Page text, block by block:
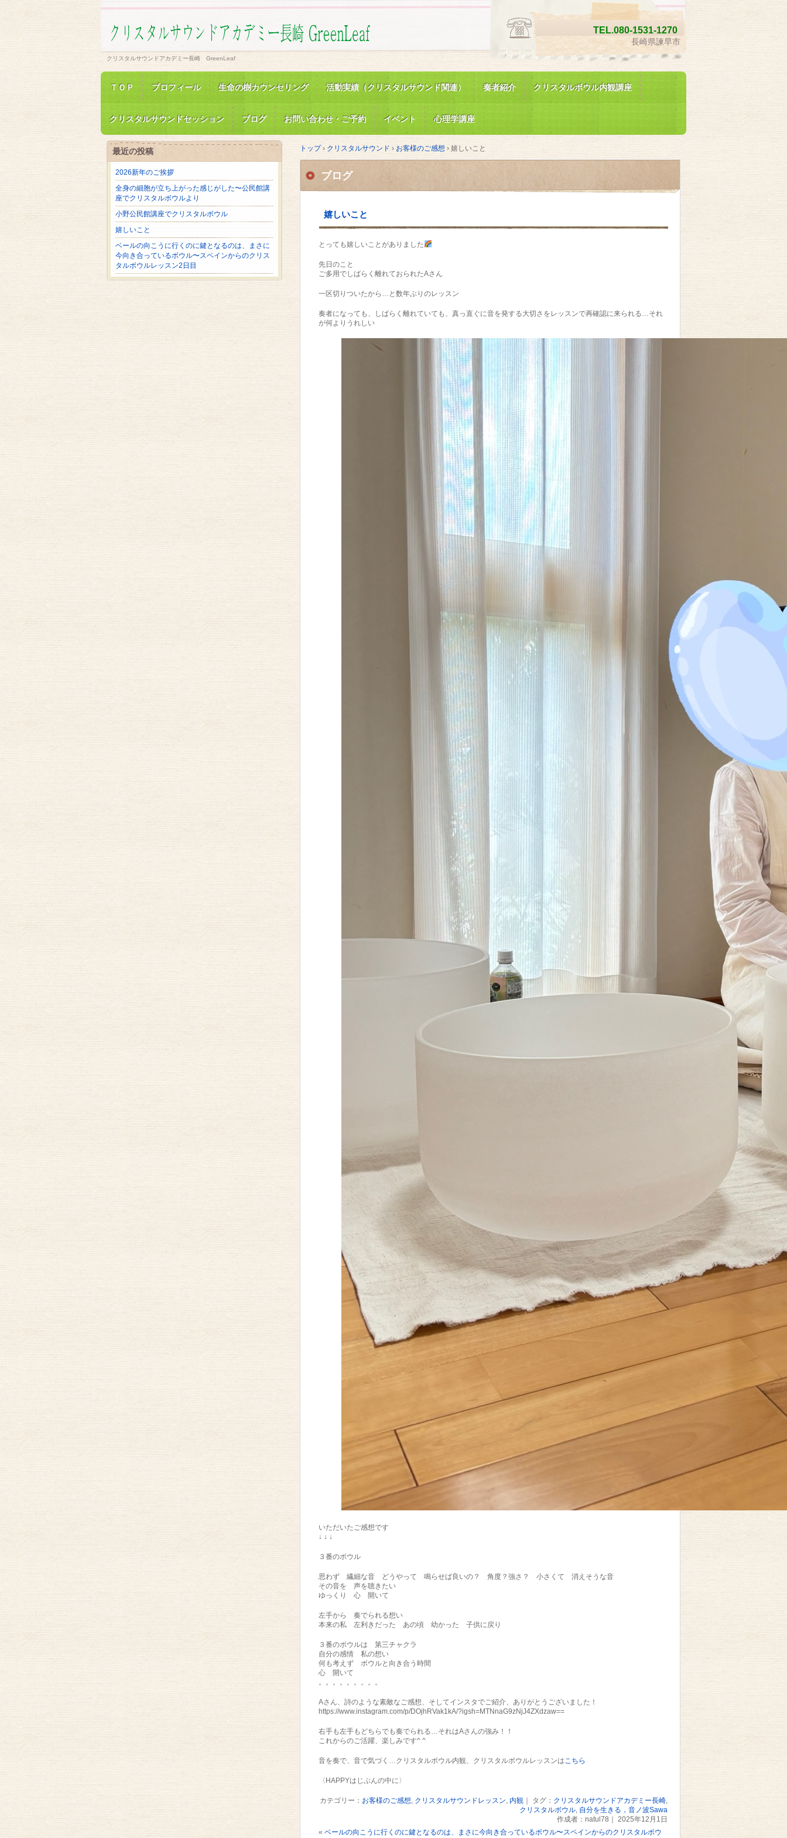
クリスタルサウンドアカデミー長崎 GreenLeaf
TEL.080-1531-1270
長崎県諫早市
ＴＯＰ プロフィール 生命の樹カウンセリング 活動実績（クリスタルサウンド関連） 奏者紹介 クリスタルボウル内観講座
クリスタルサウンドセッション ブログ お問い合わせ・ご予約 イベント 心理学講座
トップ› クリスタルサウンド › お客様のご感想 › 嬉しいこと
ブログ
嬉しいこと
とっても嬉しいことがありました
先日のこと
ご多用でしばらく離れておられたAさん
一区切りついたから…と数年ぶりのレッスン
奏者になっても、しばらく離れていても、真っ直ぐに音を発する大切さをレッスンで再確認に来られる…それ
が何よりうれしい
いただいたご感想です
↓ ↓ ↓
３番のボウル
思わず 繊細な音 どうやって 鳴らせば良いの？ 角度？強さ？ 小さくて 消えそうな音
その音を 声を聴きたい
ゆっくり 心 開いて
左手から 奏でられる想い
本来の私 左利きだった あの頃 幼かった 子供に戻り
３番のボウルは 第三チャクラ
自分の感情 私の想い
何も考えず ボウルと向き合う時間
心 開いて
。。。。。。。。。
Aさん、詩のような素敵なご感想、そしてインスタでご紹介、ありがとうございました！
https://www.instagram.com/p/DOjhRVak1kA/?igsh=MTNnaG9zNjJ4ZXdzaw==
右手も左手もどちらでも奏でられる…それはAさんの強み！！
これからのご活躍、楽しみです^ ^
音を奏で、音で気づく…クリスタルボウル内観、クリスタルボウルレッスンはこちら
〈HAPPYはじぶんの中に〉
カテゴリー： お客様のご感想, クリスタルサウンドレッスン, 内観｜ タグ： クリスタルサウンドアカデミー長崎,
クリスタルボウル, 自分を生きる，音ノ波Sawa
作成者：natul78｜ 2025年12月1日
«ベールの向こうに行くのに鍵となるのは、まさに今向き合っているボウル〜スペインからのクリスタルボウ
最近の投稿
2026新年のご挨拶
全身の細胞が立ち上がった感じがした〜公民館講
座でクリスタルボウルより
小野公民館講座でクリスタルボウル
嬉しいこと
ベールの向こうに行くのに鍵となるのは、まさに
今向き合っているボウル〜スペインからのクリス
タルボウルレッスン2日目